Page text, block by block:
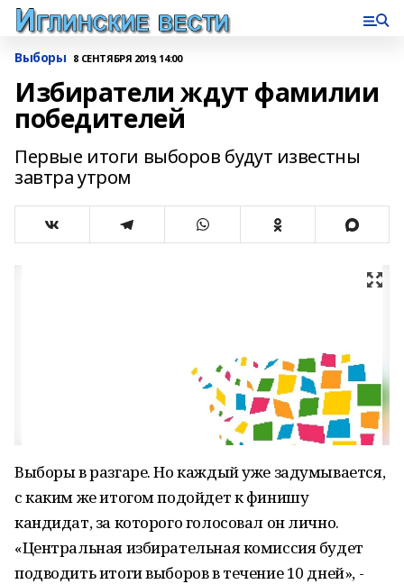
Выборы 8 СЕНТЯБРЯ 2019, 14:00
Избиратели ждут фамилии
победителей
Первые итоги выборов будут известны
завтра утром
Выборы в разгаре. Но каждый уже задумывается,
с каким же итогом подойдет к финишу
кандидат, за которого голосовал он лично.
«Центральная избирательная комиссия будет
подводить итоги выборов в течение 10 дней», -